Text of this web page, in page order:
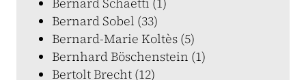
Bernard Sobel (33)
Bernard-Marie Koltès (5)
Bernhard Böschenstein (1)
Bertolt Brecht (12)